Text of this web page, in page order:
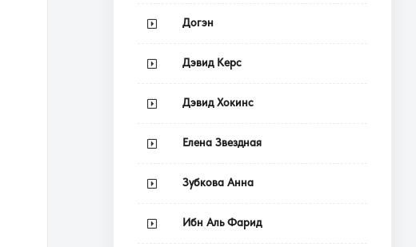
Догэн
Дэвид Керс
Дэвид Хокинс
Елена Звездная
Зубкова Анна
Ибн Аль Фарид